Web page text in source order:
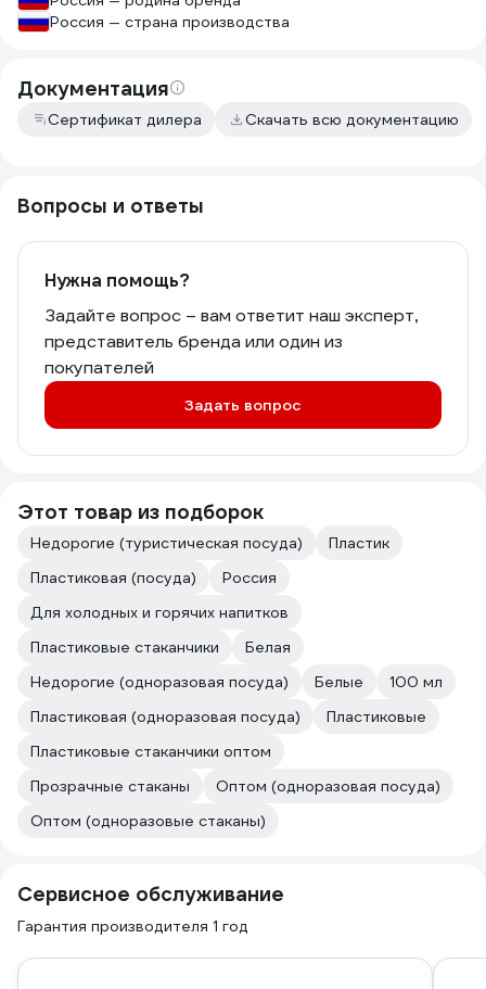
Россия — страна производства
Документация
Сертификат дилера Скачать всю документацию
Вопросы и ответы
Нужна помощь?
Задайте вопрос – вам ответит наш эксперт,
представитель бренда или один из
покупателей
Задать вопрос
Этот товар из подборок
Недорогие (туристическая посуда)
Пластик
Пластиковая (посуда)
Россия
Для холодных и горячих напитков
Пластиковые стаканчики
Белая
Недорогие (одноразовая посуда)
Белые
100 мл
Пластиковая (одноразовая посуда)
Пластиковые
Пластиковые стаканчики оптом
Прозрачные стаканы
Оптом (одноразовая посуда)
Оптом (одноразовые стаканы)
Сервисное обслуживание
Гарантия производителя 1 год